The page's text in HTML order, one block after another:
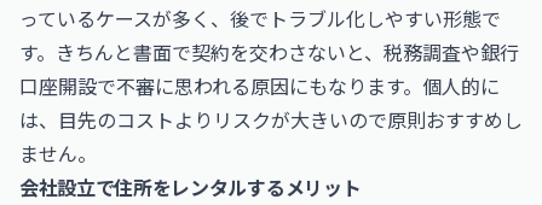
っているケースが多く、後でトラブル化しやすい形態で
す。きちんと書面で契約を交わさないと、税務調査や銀行
口座開設で不審に思われる原因にもなります。個人的に
は、目先のコストよりリスクが大きいので原則おすすめし
ません。
会社設立で住所をレンタルするメリット